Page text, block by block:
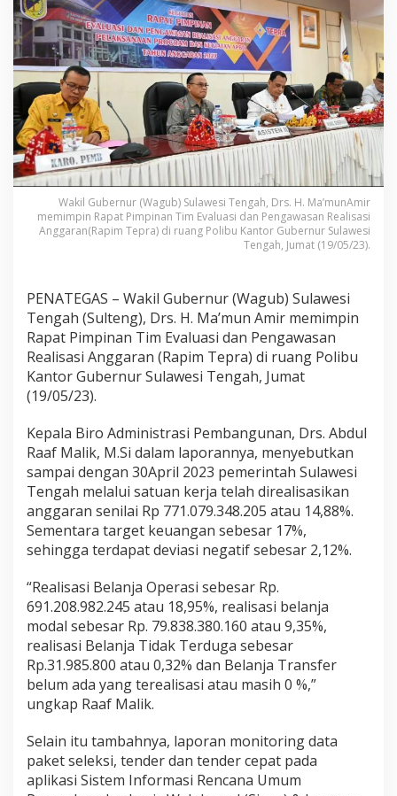
e
n
g
P
m
p
n
R
a
p
i
m
T
a
Wakil Gubernur (Wagub) Sulawesi Tengah, Drs. H. Ma’munAmir
memimpin Rapat Pimpinan Tim Evaluasi dan Pengawasan Realisasi
Anggaran(Rapim Tepra) di ruang Polibu Kantor Gubernur Sulawesi
Tengah, Jumat (19/05/23).
PENATEGAS – Wakil Gubernur (Wagub) Sulawesi
Tengah (Sulteng), Drs. H. Ma’mun Amir memimpin
Rapat Pimpinan Tim Evaluasi dan Pengawasan
Realisasi Anggaran (Rapim Tepra) di ruang Polibu
Kantor Gubernur Sulawesi Tengah, Jumat
(19/05/23).
Kepala Biro Administrasi Pembangunan, Drs. Abdul
Raaf Malik, M.Si dalam laporannya, menyebutkan
sampai dengan 30April 2023 pemerintah Sulawesi
Tengah melalui satuan kerja telah direalisasikan
anggaran senilai Rp 771.079.348.205 atau 14,88%.
Sementara target keuangan sebesar 17%,
sehingga terdapat deviasi negatif sebesar 2,12%.
“Realisasi Belanja Operasi sebesar Rp.
691.208.982.245 atau 18,95%, realisasi belanja
modal sebesar Rp. 79.838.380.160 atau 9,35%,
realisasi Belanja Tidak Terduga sebesar
Rp.31.985.800 atau 0,32% dan Belanja Transfer
belum ada yang terealisasi atau masih 0 %,”
ungkap Raaf Malik.
Selain itu tambahnya, laporan monitoring data
paket seleksi, tender dan tender cepat pada
aplikasi Sistem Informasi Rencana Umum